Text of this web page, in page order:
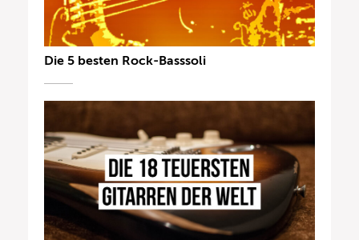
Die 5 besten Rock-Basssoli